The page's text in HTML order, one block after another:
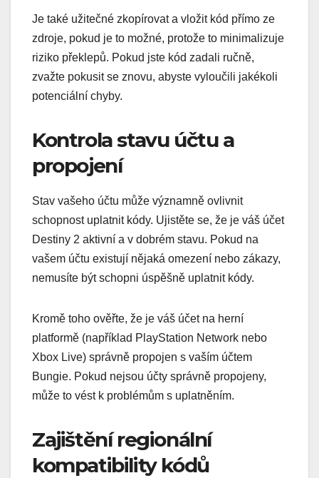
Je také užitečné zkopírovat a vložit kód přímo ze
zdroje, pokud je to možné, protože to minimalizuje
riziko překlepů. Pokud jste kód zadali ručně,
zvažte pokusit se znovu, abyste vyloučili jakékoli
potenciální chyby.
Kontrola stavu účtu a
propojení
Stav vašeho účtu může významně ovlivnit
schopnost uplatnit kódy. Ujistěte se, že je váš účet
Destiny 2 aktivní a v dobrém stavu. Pokud na
vašem účtu existují nějaká omezení nebo zákazy,
nemusíte být schopni úspěšně uplatnit kódy.
Kromě toho ověřte, že je váš účet na herní
platformě (například PlayStation Network nebo
Xbox Live) správně propojen s vaším účtem
Bungie. Pokud nejsou účty správně propojeny,
může to vést k problémům s uplatněním.
Zajištění regionální
kompatibility kódů